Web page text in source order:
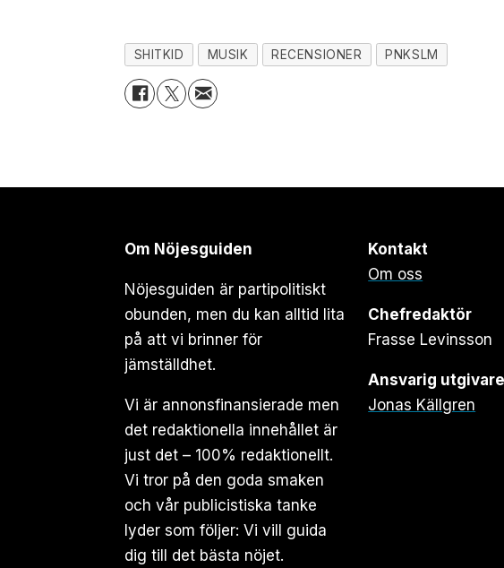
SHITKID MUSIK RECENSIONER PNKSLM
Om Nöjesguiden
Nöjesguiden är partipolitiskt
obunden, men du kan alltid lita
på att vi brinner för
jämställdhet.
Vi är annonsfinansierade men
det redaktionella innehållet är
just det – 100% redaktionellt.
Vi tror på den goda smaken
och vår publicistiska tanke
lyder som följer: Vi vill guida
dig till det bästa nöjet.
Kontakt
Om oss
Chefredaktör
Frasse Levinsson
Ansvarig utgivare
Jonas Källgren